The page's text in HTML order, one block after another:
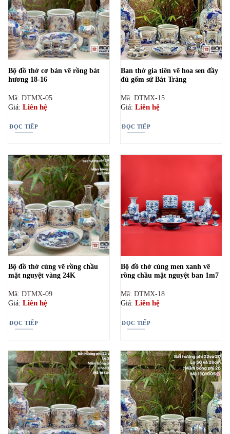
Bộ đồ thờ cơ bản vẽ rồng bát
hương 18-16
Mã: DTMX-05
Giá: Liên hệ
ĐỌC TIẾP
Ban thờ gia tiên vẽ hoa sen đầy
đủ gốm sứ Bát Tràng
Mã: DTMX-15
Giá: Liên hệ
ĐỌC TIẾP
Bộ đồ thờ cúng vẽ rồng chầu
mặt nguyệt vàng 24K
Mã: DTMX-09
Giá: Liên hệ
ĐỌC TIẾP
Bộ đồ thờ cúng men xanh vẽ
rồng chầu mặt nguyệt ban 1m7
Mã: DTMX-18
Giá: Liên hệ
ĐỌC TIẾP